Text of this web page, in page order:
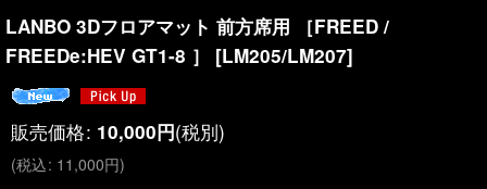
LANBO 3Dフロアマット 前方席用 ［FREED /
FREEDe:HEV GT1-8 ］
[LM205/LM207]
販売価格: 10,000円(税別)
(税込: 11,000円)